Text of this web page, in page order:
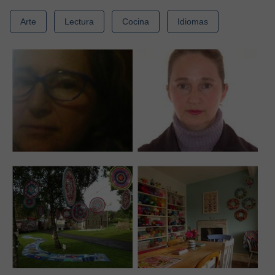
Arte Lectura Cocina Idiomas